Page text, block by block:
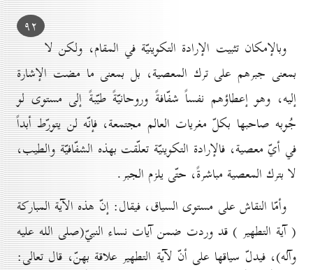
۹۲
وبالإمكان تثبيت الإرادة التكوينيّة في المقام، ولكن لا
بمعنى جبرهم على ترك المعصية، بل بمعنى ما مضت الإشارة
إليه، وهو إعطاؤهم نفساً شفّافةً وروحانيّةً طيّبةً إلى مستوى لو
جُوبه صاحبها بكلّ مغريات العالم مجتمعة، فإنّه لن يتورّط أبداً
في أيّ معصية، فالإرادة التكوينيّة تعلّقت بهذه الشفّافيّة والطيب،
لا بترك المعصية مباشرةً، حتّى يلزم الجبر.
وأمّا النقاش على مستوى السياق، فيقال: إنّ هذه الآية المباركة
( آية التطهير ) قد وردت ضمن آيات نساء النبيّ(صلى الله عليه
وآله)، فيدلّ سياقها على أنّ لآية التطهير علاقة بهنّ، قال تعالى: